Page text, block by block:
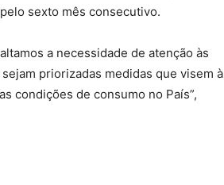
sexto mês consecutivo.
a necessidade de atenção às
priorizadas medidas que visem à
condições de consumo no País”,